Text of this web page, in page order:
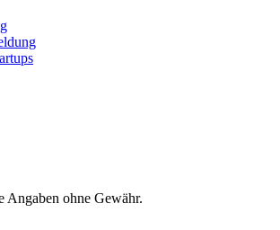
Angaben ohne Gewähr.